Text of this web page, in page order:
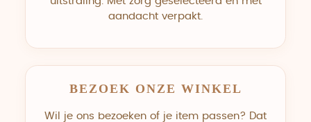
aandacht verpakt.
BEZOEK ONZE WINKEL
Wil je ons bezoeken of je item passen? Dat